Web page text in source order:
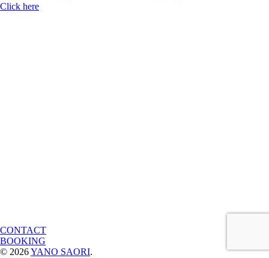
Click here
CONTACT
BOOKING
© 2026YANO SAORI.